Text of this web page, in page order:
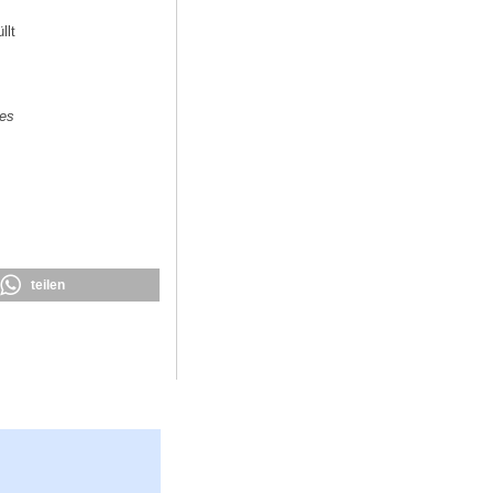
teilen